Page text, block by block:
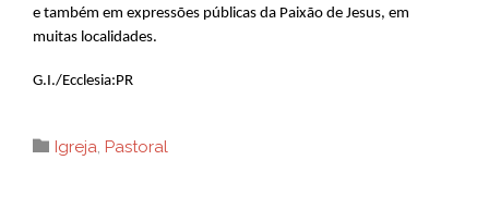
e também em expressões públicas da Paixão de Jesus, em
muitas localidades.
G.I./Ecclesia:PR
 Category
Igreja, Pastoral